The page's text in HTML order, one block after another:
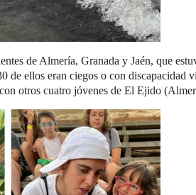
de Almería, Granada y Jaén, que
ellos eran ciegos o con discapacidad
otros cuatro jóvenes de El Ejido